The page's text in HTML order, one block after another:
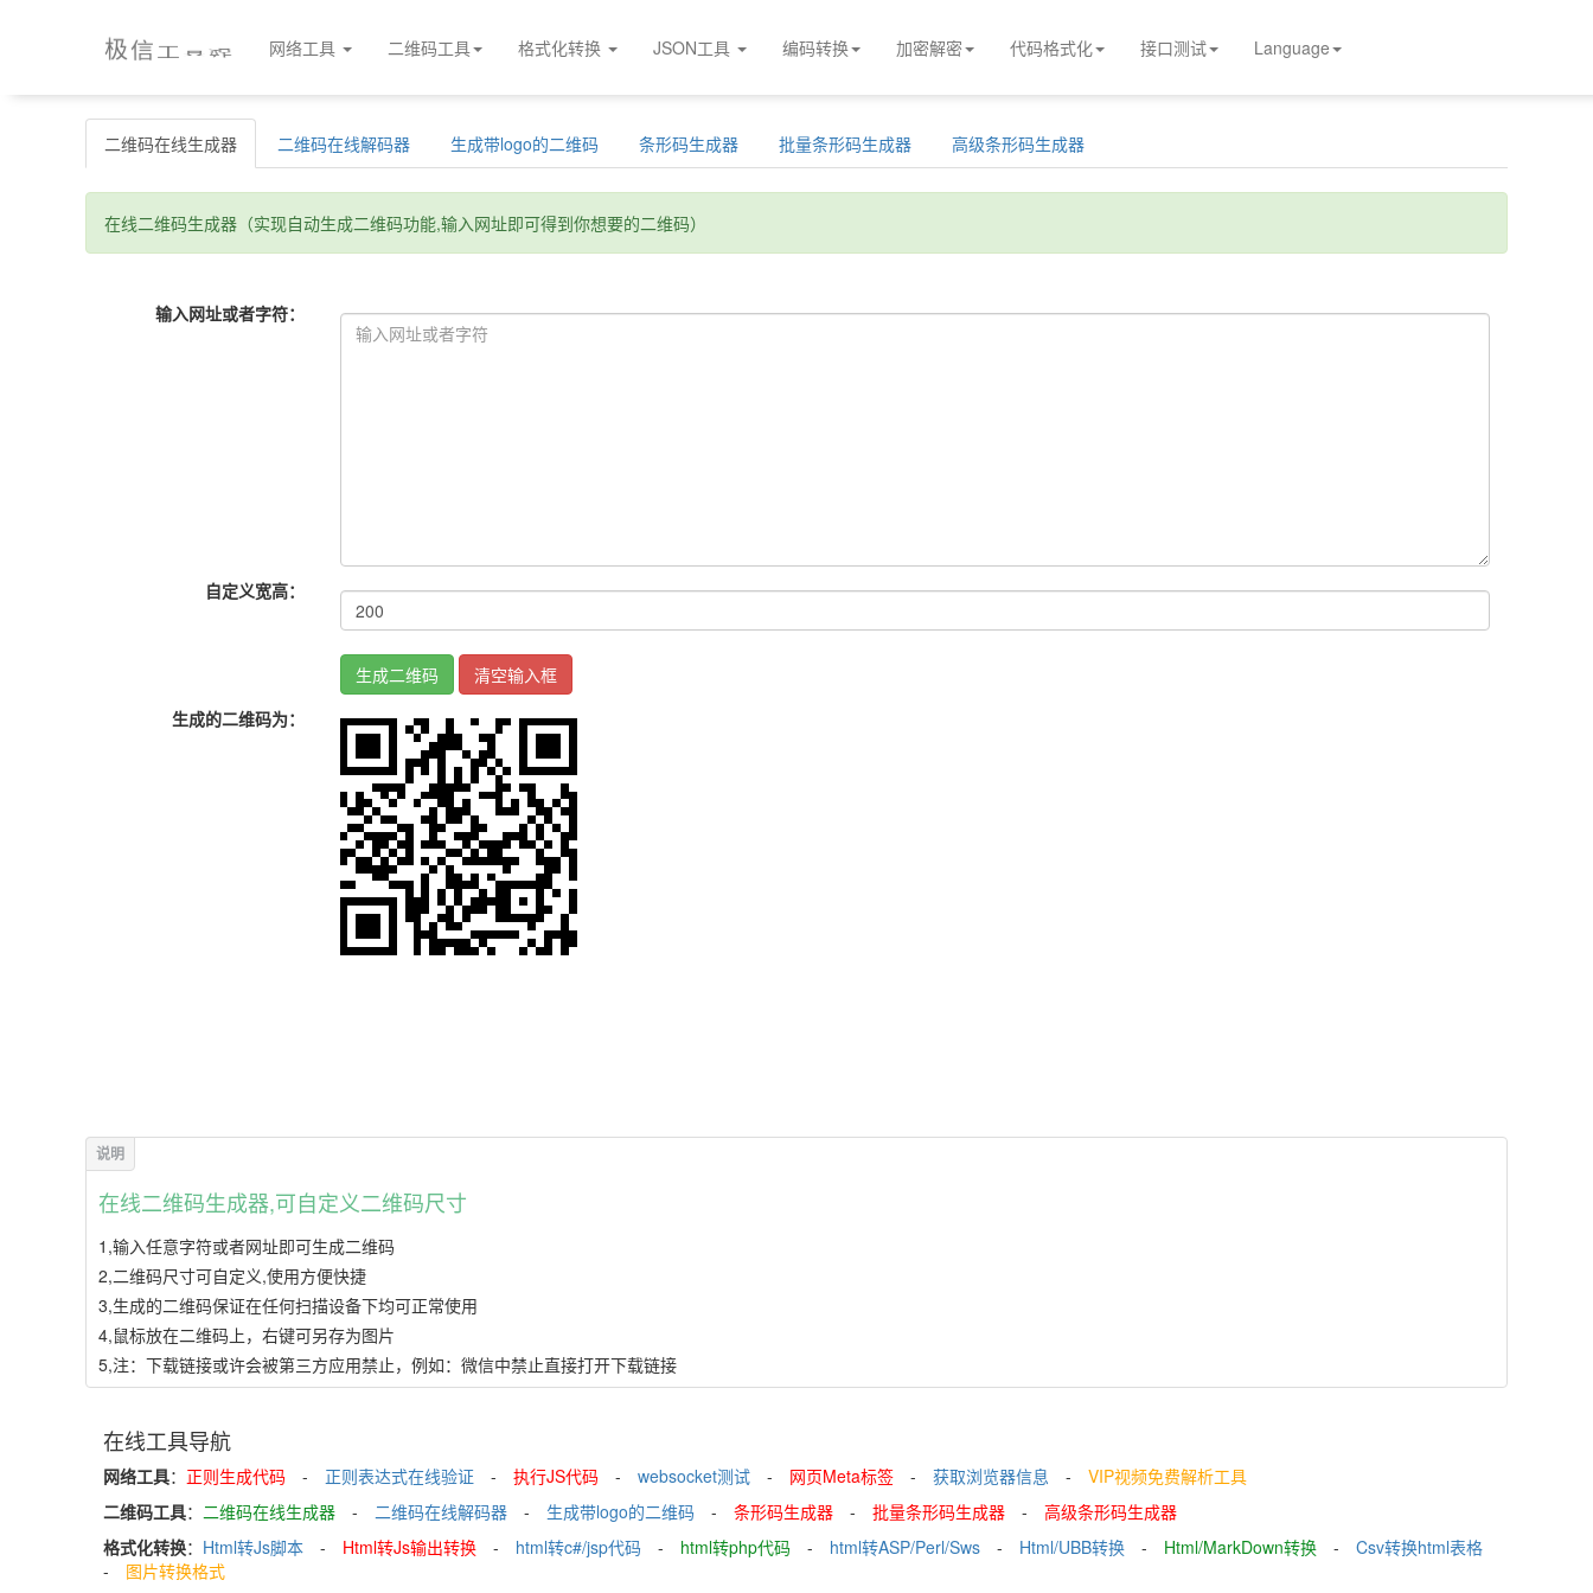
极信工 具 站 网络工具 二维码工具 格式化转换 JSON工具 编码转换 加密解密 代码格式化 接口测试 Language
二维码在线生成器 二维码在线解码器 生成带logo的二维码 条形码生成器 批量条形码生成器 高级条形码生成器
在线二维码生成器（实现自动生成二维码功能,输入网址即可得到你想要的二维码）
输入网址或者字符：
自定义宽高：
生成的二维码为：
在线二维码生成器,可自定义二维码尺寸
1,输入任意字符或者网址即可生成二维码
2,二维码尺寸可自定义,使用方便快捷
3,生成的二维码保证在任何扫描设备下均可正常使用
4,鼠标放在二维码上，右键可另存为图片
5,注：下载链接或许会被第三方应用禁止，例如：微信中禁止直接打开下载链接
在线工具导航
网络工具： 正则生成代码 - 正则表达式在线验证 - 执行JS代码 - websocket测试 - 网页Meta标签 - 获取浏览器信息 -
VIP视频免费解析工具
二维码工具： 二维码在线生成器 - 二维码在线解码器 - 生成带logo的二维码 - 条形码生成器 - 批量条形码生成器 -
高级条形码生成器
格式化转换： Html转Js脚本 - Html转Js输出转换 - html转c#/jsp代码 - html转php代码 - html转ASP/Perl/Sws - Html/UBB转换 - Html/MarkDown转换 -
Csv转换html表格
-
图片转换格式